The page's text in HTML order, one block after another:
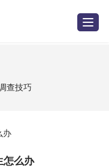
T
o
查技巧
怎么办